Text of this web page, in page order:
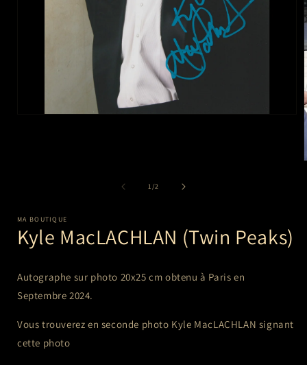
1/de2
MA BOUTIQUE
Kyle MacLACHLAN (Twin Peaks)
Autographe sur photo 20x25 cmobtenu à Paris en
Septembre 2024.
Vous trouverez en seconde photo Kyle MacLACHLAN signant
cette photo